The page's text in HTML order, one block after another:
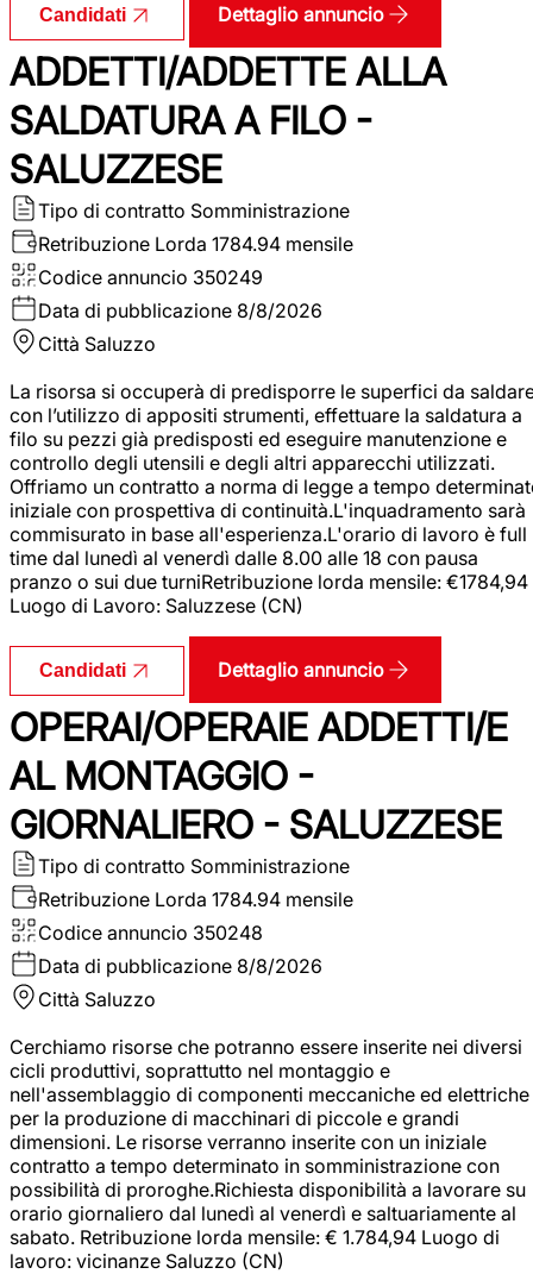
Candidati Dettaglio annuncio
ADDETTI/ADDETTE ALLA
SALDATURA A FILO -
SALUZZESE
Tipo di contratto Somministrazione
Retribuzione Lorda 1784.94 mensile
Codice annuncio 350249
Data di pubblicazione 8/8/2026
Città Saluzzo
La risorsa si occuperà di predisporre le superfici da
con l’utilizzo di appositi strumenti, effettuare la saldatura a
filo su pezzi già predisposti ed eseguire manutenzione e
controllo degli utensili e degli altri apparecchi utilizzati.
Offriamo un contratto a norma di legge a tempo
iniziale con prospettiva di continuità.L'inquadramento sarà
commisurato in base all'esperienza.L'orario di lavoro è full
time dal lunedì al venerdì dalle 8.00 alle 18 con pausa
pranzo o sui due turniRetribuzione lorda mensile: €1784,94
Luogo di Lavoro: Saluzzese (CN)
Candidati Dettaglio annuncio
OPERAI/OPERAIE ADDETTI/E
AL MONTAGGIO -
GIORNALIERO - SALUZZESE
Tipo di contratto Somministrazione
Retribuzione Lorda 1784.94 mensile
Codice annuncio 350248
Data di pubblicazione 8/8/2026
Città Saluzzo
Cerchiamo risorse che potranno essere inserite nei diversi
cicli produttivi, soprattutto nel montaggio e
nell'assemblaggio di componenti meccaniche ed elettriche
per la produzione di macchinari di piccole e grandi
dimensioni. Le risorse verranno inserite con un iniziale
contratto a tempo determinato in somministrazione con
possibilità di proroghe.Richiesta disponibilità a lavorare su
orario giornaliero dal lunedì al venerdì e saltuariamente al
sabato. Retribuzione lorda mensile: € 1.784,94 Luogo di
lavoro: vicinanze Saluzzo (CN)